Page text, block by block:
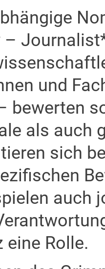
–
und
bewerten
als auch
sich
auch
eine Rolle.